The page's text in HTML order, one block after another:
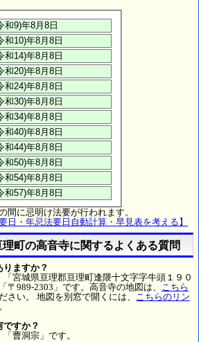
間に忌明け法要が行われます。
日・年忌法要日自動計算・早見表を考える】
町の高音寺に関するよくある質問
りますか？
「宮城県亘理郡亘理町逢隈十文字字牛頭１９０
〒989-2303」です。高音寺の地図は、 こちら
さい。 地図を別窓で開くには、 こちらのリン
ですか？
曹洞宗」です。